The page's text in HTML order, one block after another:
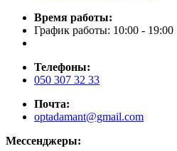
Время работы:
График работы: 10:00 - 19:00
Телефоны:
050 307 32 33
Почта:
optadamant@gmail.com
Мессенджеры: